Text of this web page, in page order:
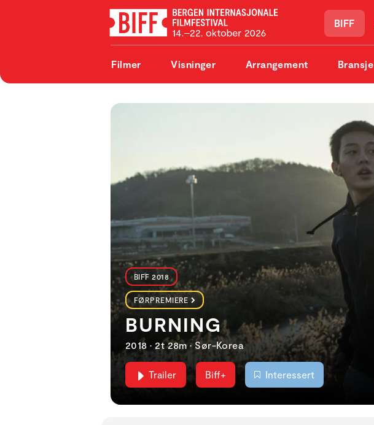
BIFF
Filmer Visninger Arrangement Bransje
BIFF 2018
FØRPREMIERE
BURNING
2018 • 2t 28m • Sør-Korea
Trailer Biff+ Interessert